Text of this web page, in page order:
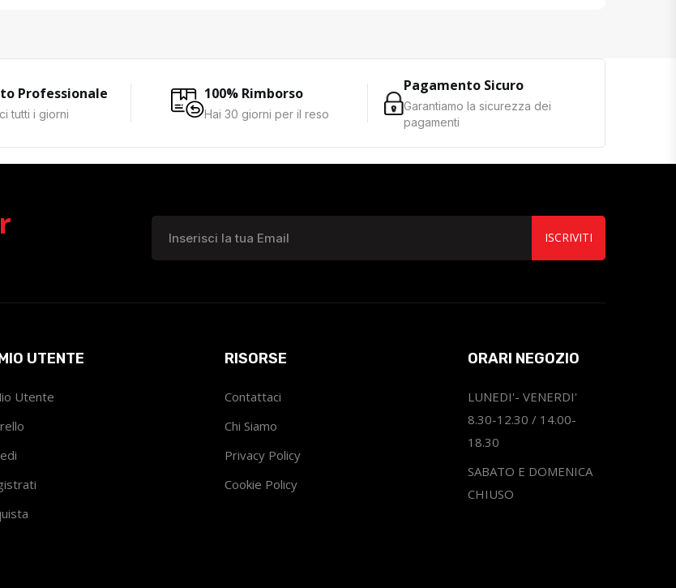
Professionale
tutti i giorni
100% Rimborso
Hai 30 giorni per il reso
Pagamento Sicuro
Garantiamo la sicurezza dei
pagamenti
ISCRIVITI
UTENTE
Utente
RISORSE
Contattaci
Chi Siamo
Privacy Policy
Cookie Policy
ORARI NEGOZIO
LUNEDI'- VENERDI'
8.30-12.30 / 14.00-
18.30
SABATO E DOMENICA
CHIUSO